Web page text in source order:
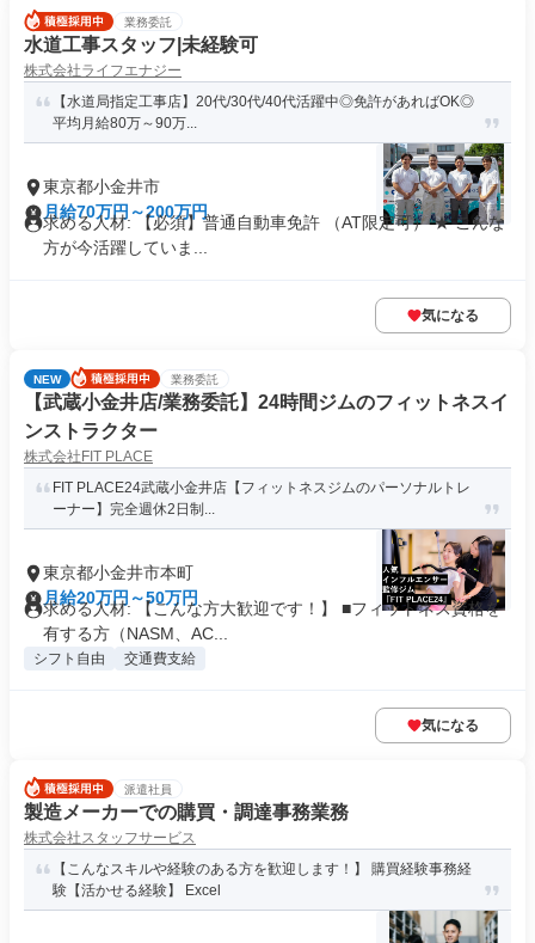
業務委託
水道工事スタッフ|未経験可
株式会社ライフエナジー
【水道局指定工事店】20代/30代/40代活躍中◎免許があればOK◎
平均月給80万～90万...
東京都小金井市
月給70万円～200万円
求める人材: 【必須】普通自動車免許 （AT限定可） ★ こんな
方が今活躍していま...
気になる
NEW 業務委託
【武蔵小金井店/業務委託】24時間ジムのフィットネスイ
ンストラクター
株式会社FIT PLACE
FIT PLACE24武蔵小金井店【フィットネスジムのパーソナルトレ
ーナー】完全週休2日制...
東京都小金井市本町
月給20万円～50万円
求める人材: 【こんな方大歓迎です！】 ■フィットネス資格を
有する方（NASM、AC...
シフト自由 交通費支給
気になる
派遣社員
製造メーカーでの購買・調達事務業務
株式会社スタッフサービス
【こんなスキルや経験のある方を歓迎します！】 購買経験事務経
験【活かせる経験】 Excel